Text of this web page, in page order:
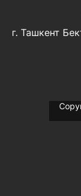
г. Ташкент